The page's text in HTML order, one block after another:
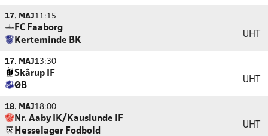
17. MAJ11:15
FC Faaborg
Kerteminde BK
UHT
17. MAJ13:30
Skårup IF
ØB
UHT
18. MAJ18:00
Nr. Aaby IK/Kauslunde IF
Hesselager Fodbold
UHT